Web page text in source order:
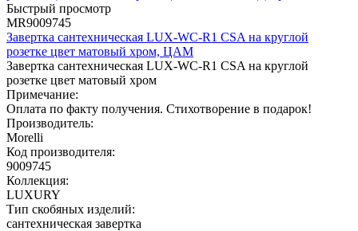
Быстрый просмотр
MR9009745
Завертка сантехническая LUX-WC-R1 CSA на круглой
розетке цвет матовый хром, ЦАМ
Завертка сантехническая LUX-WC-R1 CSA на круглой
розетке цвет матовый хром
Примечание:
Оплата по факту получения. Стихотворение в подарок!
Производитель:
Morelli
Код производителя:
9009745
Коллекция:
LUXURY
Тип скобяных изделий:
сантехническая завертка